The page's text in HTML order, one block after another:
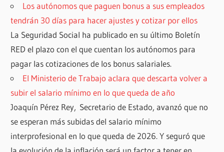
Los autónomos que paguen bonus a sus empleados
tendrán 30 días para hacer ajustes y cotizar por ellos
La Seguridad Social ha publicado en su último Boletín
RED el plazo con el que cuentan los autónomos para
pagar las cotizaciones de los bonus salariales.
El Ministerio de Trabajo aclara que descarta volver a
subir el salario mínimo en lo que queda de año
Joaquín Pérez Rey, Secretario de Estado, avanzó que no
se esperan más subidas del salario mínimo
interprofesional en lo que queda de 2026. Y seguró que